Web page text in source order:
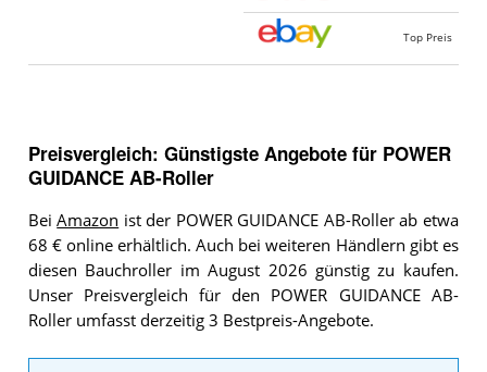
Top Preis
Preisvergleich: Günstigste Angebote für POWER
GUIDANCE AB-Roller
BeiAmazon ist der POWER GUIDANCE AB-Roller ab etwa
68 € online erhältlich. Auch bei weiteren Händlern gibt es
diesen Bauchroller im August 2026 günstig zu kaufen.
Unser Preisvergleich für den POWER GUIDANCE AB-
Roller umfasst derzeitig 3 Bestpreis-Angebote.